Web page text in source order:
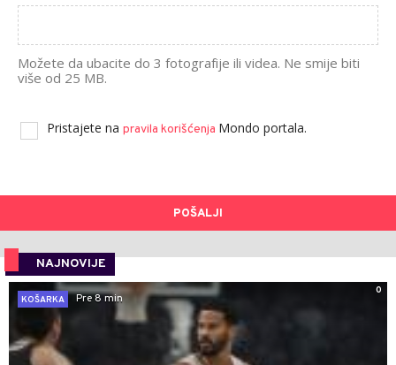
Možete da ubacite do 3 fotografije ili videa. Ne smije biti
više od 25 MB.
Pristajete na pravila korišćenja Mondo portala.
POŠALJI
NAJNOVIJE
0
KOŠARKA
Pre 8 min